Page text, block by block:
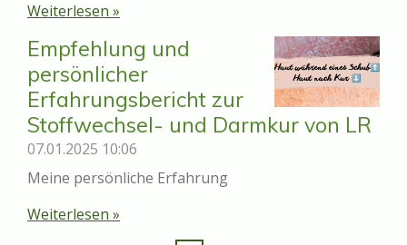
Weiterlesen »
Empfehlung und
persönlicher
Erfahrungsbericht zur
Stoffwechsel- und Darmkur von LR
07.01.2025 10:06
Meine persönliche Erfahrung
Weiterlesen »